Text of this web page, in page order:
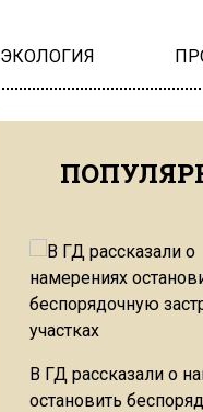
ЭКОЛОГИЯ
В ГД рассказали о
остановить